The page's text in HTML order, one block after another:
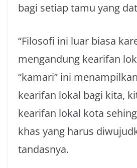
bagi setiap tamu yang
“Filosofi ini luar biasa
mengandung kearifan
“kamari” ini
kearifan lokal bagi kita,
kearifan lokal kota
khas yang harus
tandasnya.